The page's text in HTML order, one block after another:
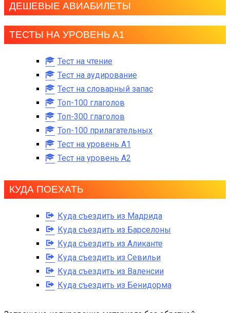
ДЕШЕВЫЕ АВИАБИЛЕТЫ
ТЕСТЫ НА УРОВЕНЬ А1
Тест на чтение
Тест на аудирование
Тест на словарный запас
Топ-100 глаголов
Топ-300 глаголов
Топ-100 прилагательных
Тест на уровень A1
Тест на уровень A2
КУДА ПОЕХАТЬ
Куда съездить из Мадрида
Куда съездить из Барселоны
Куда съездить из Аликанте
Куда съездить из Севильи
Куда съездить из Валенсии
Куда съездить из Бенидорма